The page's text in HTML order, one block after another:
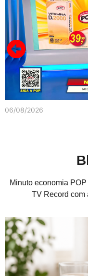
06/08/2026
Minuto economia
TV Record com